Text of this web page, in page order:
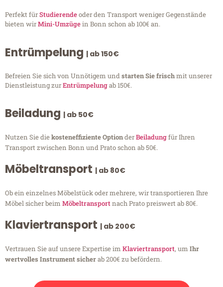
Perfekt fürStudierendeoder den Transport weniger Gegenstände
bieten wirMini-Umzügein Bonn schon ab 100€ an.
Entrümpelung | ab 150€
Befreien Sie sich von Unnötigem undstarten Sie frischmit unserer
Dienstleistung zurEntrümpelungab 150€.
Beiladung | ab 50€
Nutzen Sie diekosteneffiziente OptionderBeiladungfür Ihren
Transport zwischen Bonn und Prato schon ab 50€.
Möbeltransport | ab 80€
Ob ein einzelnes Möbelstück oder mehrere, wir transportieren Ihre
Möbel sicher beim Möbeltransportnach Prato preiswert ab 80€.
Klaviertransport | ab 200€
Vertrauen Sie auf unsere Expertise im Klaviertransport, um Ihr
wertvolles Instrument sicherab 200€ zu befördern.